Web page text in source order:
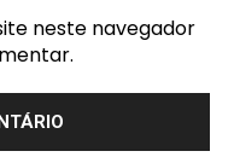
neste navegador